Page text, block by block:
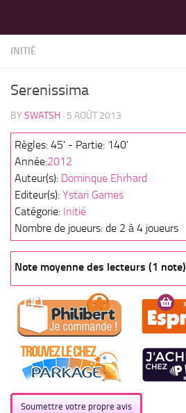
INITIÉ
Serenissima
BY SWATSH · 5 AOÛT 2013
Règles: 45' - Partie: 140'
Année:2012
Auteur(s): Dominque Ehrhard
Editeur(s): Ystari Games
Catégorie: Initié
Nombre de joueurs: de 2 à 4 joueurs
Note moyenne des lecteurs (1 note)
Soumettre votre propre avis